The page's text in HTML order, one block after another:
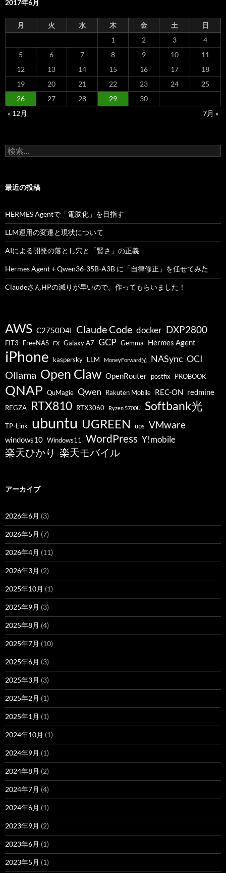
2017年6月
月 火 水 木 金 土
日
1
2 3
4
5
6 7 8 9 10
11
12
13 14 15 16 17
18
19
20 21 22 23 24
25
26
27 28 29
30
« 12月
7月 »
検
索:
最近の投稿
HERMES Agentで「電脳化」を目指す
LLM運用の変遷と現状について
AIによる開発の落とし穴と「賢さ」の正義
Hermes Agent + Qwen36-35B-A3B に「自律修正」を任せてみた
ClaudeさんHPの減りが早いので。作ってもらいました！
AWS C2750D4I Claude Code docker DXP2800
FIT3 FreeNAS FX Galaxy A7 GCP Gemma Hermes Agent
iPhone kaspersky LLM MoneyForward光 NASync OCI
Ollama Open Claw OpenRouter postfix PROBOOK
QNAP QuMagie Qwen Rakuten Mobile REC-ON redmine
REGZA RTX810 RTX3060 Ryzen 5700U Softbank光
TP-Link ubuntu UGREEN ups VMware
windows10 Windows11 WordPress Y!mobile
楽天ひかり 楽天モバイル
アーカイブ
2026年6月 (3)
2026年5月 (7)
2026年4月 (11)
2026年3月 (2)
2025年10月 (1)
2025年9月 (3)
2025年8月 (4)
2025年7月 (10)
2025年6月 (3)
2025年3月 (3)
2025年2月 (1)
2025年1月 (1)
2024年10月 (1)
2024年9月 (1)
2024年8月 (2)
2024年7月 (4)
2024年6月 (1)
2023年9月 (2)
2023年6月 (1)
2023年5月 (1)